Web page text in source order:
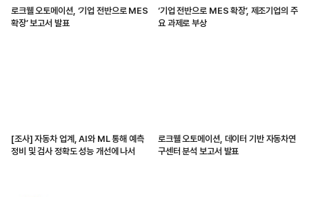
로크웰 오토메이션, ‘기업 전반으로 MES
확장’ 보고서 발표
‘기업 전반으로 MES 확장’, 제조기업의 주
요 과제로 부상
[조사] 자동차 업계, AI와 ML 통해 예측
정비 및 검사 정확도 성능 개선에 나서
로크웰 오토메이션, 데이터 기반 자동차연
구센터 분석 보고서 발표